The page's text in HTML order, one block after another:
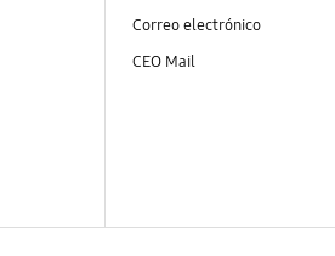
Correo electrónico
CEO Mail